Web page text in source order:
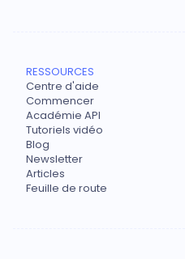
RESSOURCES
Centre d'aide
Commencer
Académie API
Tutoriels vidéo
Blog
Newsletter
Articles
Feuille de route